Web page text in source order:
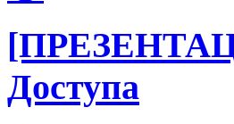
Доступа